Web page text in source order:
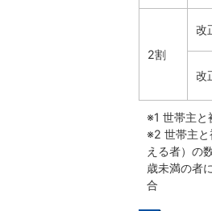
2割
改
改
※1 世帯主と
※2 世帯主と
える者）の
歳未満の者
合